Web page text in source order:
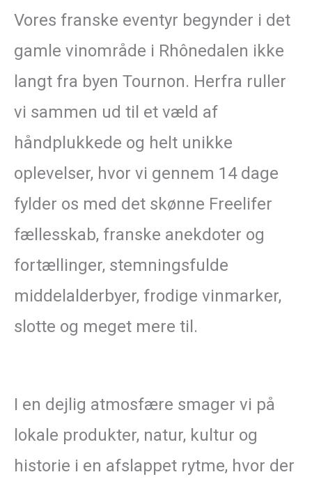
Vores franske eventyr begynder i det
gamle vinområde i Rhônedalen ikke
langt fra byen Tournon. Herfra ruller
vi sammen ud til et væld af
håndplukkede og helt unikke
oplevelser, hvor vi gennem 14 dage
fylder os med det skønne Freelifer
fællesskab, franske anekdoter og
fortællinger, stemningsfulde
middelalderbyer, frodige vinmarker,
slotte og meget mere til.
I en dejlig atmosfære smager vi på
lokale produkter, natur, kultur og
historie i en afslappet rytme, hvor der